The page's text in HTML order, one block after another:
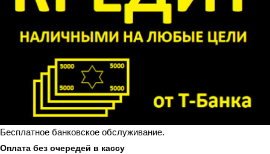
Бесплатное банковское обслуживание.
Оплата без очередей в кассу